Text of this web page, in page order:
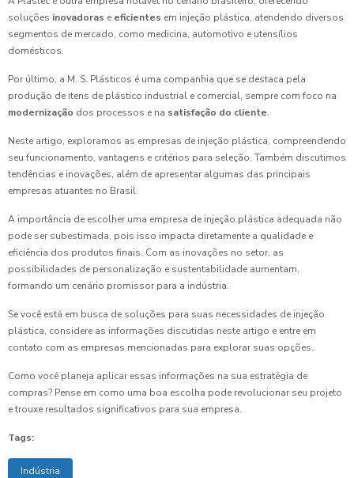
soluções inovadoras e eficientes em injeção plástica, atendendo diversos
segmentos de mercado, como medicina, automotivo e utensílios
domésticos.
Por último, a M. S. Plásticos é uma companhia que se destaca pela
produção de itens de plástico industrial e comercial, sempre com foco na
modernização dos processos e na satisfação do cliente.
Neste artigo, exploramos as empresas de injeção plástica, compreendendo
seu funcionamento, vantagens e critérios para seleção. Também discutimos
tendências e inovações, além de apresentar algumas das principais
empresas atuantes no Brasil.
A importância de escolher uma empresa de injeção plástica adequada não
pode ser subestimada, pois isso impacta diretamente a qualidade e
eficiência dos produtos finais. Com as inovações no setor, as
possibilidades de personalização e sustentabilidade aumentam,
formando um cenário promissor para a indústria.
Se você está em busca de soluções para suas necessidades de injeção
plástica, considere as informações discutidas neste artigo e entre em
contato com as empresas mencionadas para explorar suas opções.
Como você planeja aplicar essas informações na sua estratégia de
compras? Pense em como uma boa escolha pode revolucionar seu projeto
e trouxe resultados significativos para sua empresa.
Tags:
Indústria